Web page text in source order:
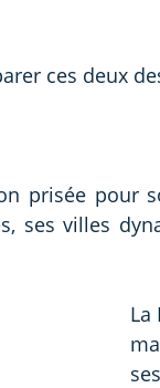
ces deux
prisée pour
ses villes
La